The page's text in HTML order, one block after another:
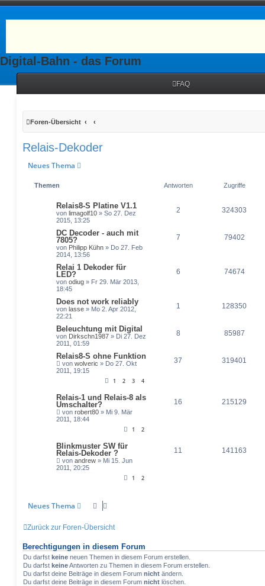
Digital-Bahn - das Forum
FAQ
Foren-Übersicht
Relais-Dekoder
Neues Thema
Themen Antworten Zugriffe
Relais8-S Platine V1.1
von limagolf10 » So 27. Dez
2015, 13:25
2 324303
DC Decoder - auch mit
7805?
von Philipp Kühn » Do 27. Feb
2014, 13:56
7 79402
Relai 1 Dekoder für
LED?
von odiug » Fr 29. Mär 2013,
18:45
6 74674
Does not work reliably
von lasse » Mo 2. Apr 2012,
22:21
1 128350
Beleuchtung mit Digital
von Dirkschn1987 » Di 27. Dez
2011, 01:59
8 85987
Relais8-S ohne Funktion
von wolveric » Do 27. Okt
2011, 19:15
1 2 3 4
37 319401
Relais-1 und Relais-8 als
Umschalter?
von robert80 » Mi 9. Mär
2011, 18:44
1 2
16 215129
Blinkmuster SW für
Relais-Dekoder ?
von andrew » Mi 15. Jun
2011, 20:25
1 2
11 141163
Neues Thema
Zurück zur Foren-Übersicht
Berechtigungen in diesem Forum
Du darfst keine neuen Themen in diesem Forum erstellen.
Du darfst keineAntworten zu Themen in diesem Forum erstellen.
Du darfst deine Beiträge in diesem Forum nicht ändern.
Du darfst deine Beiträge in diesem Forum nicht löschen.